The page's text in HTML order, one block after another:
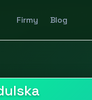
Firmy Blog